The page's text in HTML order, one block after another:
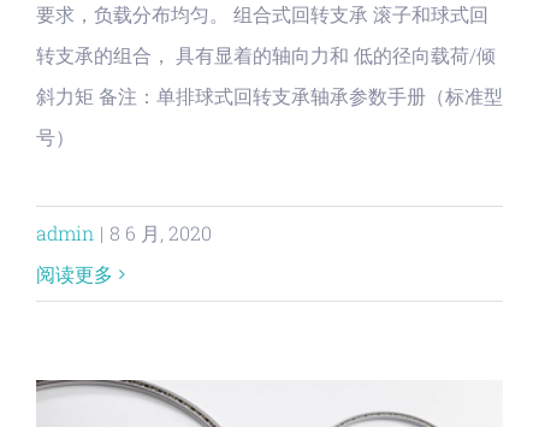
要求，负载分布均匀。 组合式回转支承 滚子和球式回
转支承的组合， 具有显着的轴向力和 低的径向载荷/倾
斜力矩 备注：单排球式回转支承轴承参数手册（标准型
号）
admin | 8 6 月, 2020
阅读更多